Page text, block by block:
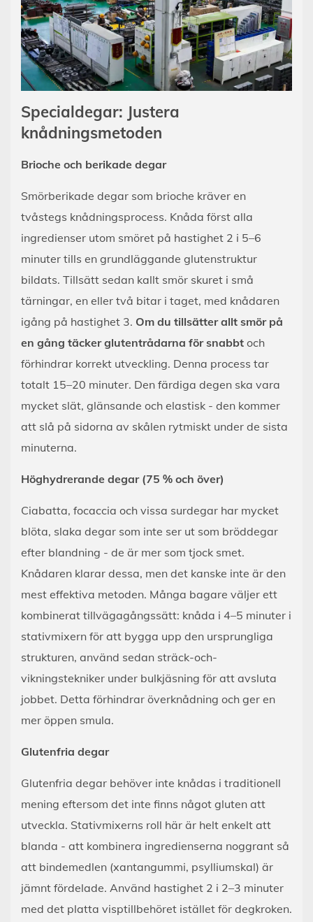
Specialdegar: Justera
knådningsmetoden
Brioche och berikade degar
Smörberikade degar som brioche kräver en
tvåstegs knådningsprocess. Knåda först alla
ingredienser utom smöret på hastighet 2 i 5–6
minuter tills en grundläggande glutenstruktur
bildats. Tillsätt sedan kallt smör skuret i små
tärningar, en eller två bitar i taget, med knådaren
igång på hastighet 3. Om du tillsätter allt smör på
en gång täcker glutentrådarna för snabbt och
förhindrar korrekt utveckling. Denna process tar
totalt 15–20 minuter. Den färdiga degen ska vara
mycket slät, glänsande och elastisk - den kommer
att slå på sidorna av skålen rytmiskt under de sista
minuterna.
Höghydrerande degar (75 % och över)
Ciabatta, focaccia och vissa surdegar har mycket
blöta, slaka degar som inte ser ut som bröddegar
efter blandning - de är mer som tjock smet.
Knådaren klarar dessa, men det kanske inte är den
mest effektiva metoden. Många bagare väljer ett
kombinerat tillvägagångssätt: knåda i 4–5 minuter i
stativmixern för att bygga upp den ursprungliga
strukturen, använd sedan sträck-och-
vikningstekniker under bulkjäsning för att avsluta
jobbet. Detta förhindrar överknådning och ger en
mer öppen smula.
Glutenfria degar
Glutenfria degar behöver inte knådas i traditionell
mening eftersom det inte finns något gluten att
utveckla. Stativmixerns roll här är helt enkelt att
blanda - att kombinera ingredienserna noggrant så
att bindemedlen (xantangummi, psylliumskal) är
jämnt fördelade. Använd hastighet 2 i 2–3 minuter
med det platta visptillbehöret istället för degkroken.